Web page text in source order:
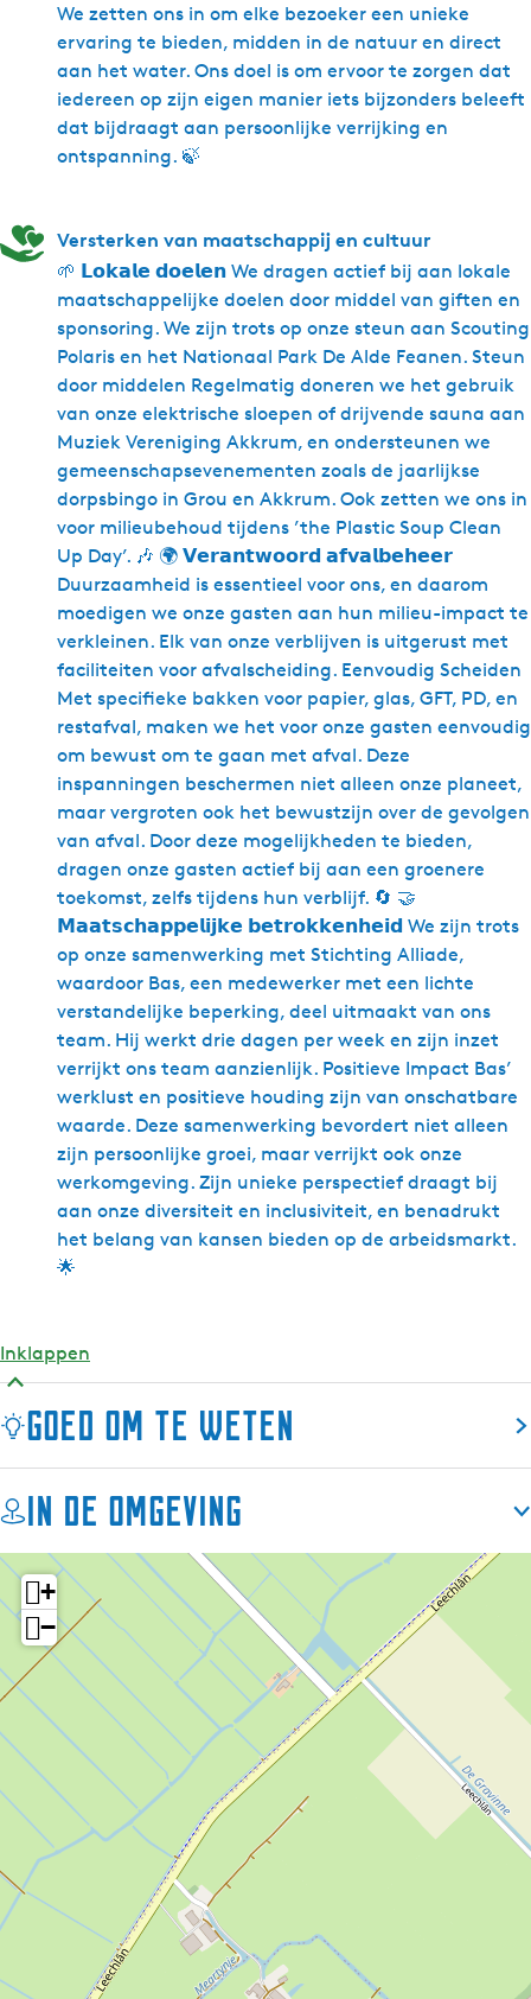
We zetten ons in om elke bezoeker een unieke
ervaring te bieden, midden in de natuur en direct
aan het water. Ons doel is om ervoor te zorgen dat
iedereen op zijn eigen manier iets bijzonders beleeft
dat bijdraagt aan persoonlijke verrijking en
ontspanning. 🍃
Versterken van maatschappij en cultuur
🌱 𝗟𝗼𝗸𝗮𝗹𝗲 𝗱𝗼𝗲𝗹𝗲𝗻 We dragen actief bij aan lokale
maatschappelijke doelen door middel van giften en
sponsoring. We zijn trots op onze steun aan Scouting
Polaris en het Nationaal Park De Alde Feanen. Steun
door middelen Regelmatig doneren we het gebruik
van onze elektrische sloepen of drijvende sauna aan
Muziek Vereniging Akkrum, en ondersteunen we
gemeenschapsevenementen zoals de jaarlijkse
dorpsbingo in Grou en Akkrum. Ook zetten we ons in
voor milieubehoud tijdens ’the Plastic Soup Clean
Up Day’. 🎶 🌍 𝗩𝗲𝗿𝗮𝗻𝘁𝘄𝗼𝗼𝗿𝗱 𝗮𝗳𝘃𝗮𝗹𝗯𝗲𝗵𝗲𝗲𝗿
Duurzaamheid is essentieel voor ons, en daarom
moedigen we onze gasten aan hun milieu-impact te
verkleinen. Elk van onze verblijven is uitgerust met
faciliteiten voor afvalscheiding. Eenvoudig Scheiden
Met specifieke bakken voor papier, glas, GFT, PD, en
restafval, maken we het voor onze gasten eenvoudig
om bewust om te gaan met afval. Deze
inspanningen beschermen niet alleen onze planeet,
maar vergroten ook het bewustzijn over de gevolgen
van afval. Door deze mogelijkheden te bieden,
dragen onze gasten actief bij aan een groenere
toekomst, zelfs tijdens hun verblijf. 🔄 🤝
𝗠𝗮𝗮𝘁𝘀𝗰𝗵𝗮𝗽𝗽𝗲𝗹𝗶𝗷𝗸𝗲 𝗯𝗲𝘁𝗿𝗼𝗸𝗸𝗲𝗻𝗵𝗲𝗶𝗱 We zijn trots
op onze samenwerking met Stichting Alliade,
waardoor Bas, een medewerker met een lichte
verstandelijke beperking, deel uitmaakt van ons
team. Hij werkt drie dagen per week en zijn inzet
verrijkt ons team aanzienlijk. Positieve Impact Bas’
werklust en positieve houding zijn van onschatbare
waarde. Deze samenwerking bevordert niet alleen
zijn persoonlijke groei, maar verrijkt ook onze
werkomgeving. Zijn unieke perspectief draagt bij
aan onze diversiteit en inclusiviteit, en benadrukt
het belang van kansen bieden op de arbeidsmarkt.
🌟
Inklappen
Goed om te weten
In de omgeving
+
−